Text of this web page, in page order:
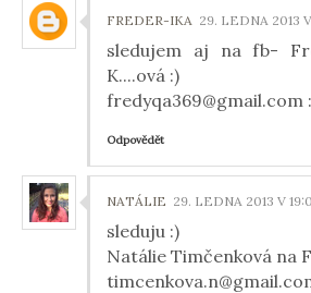
FREDER-IKA 29. LEDNA 2013
sledujem aj na fb-
K....ová :)
fredyqa369@gmail.com
Odpovědět
NATÁLIE 29. LEDNA 2013 V
sleduju :)
Natálie Timčenková na